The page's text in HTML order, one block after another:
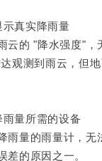
真实降雨量
云的 "降水强度"，
观测到雨云，但
量所需的设备
雨量的雨量计，无
差的原因之一。